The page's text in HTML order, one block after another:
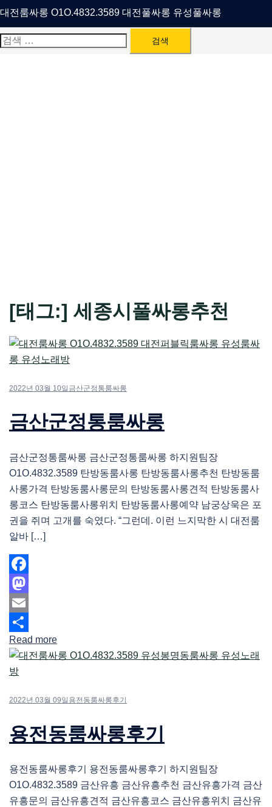
대전룸싸롱 O1O.4832.3589 대전풀싸롱 유성풀싸롱
검
[태그:] 세종시풀싸롱추천
2022년 03월 10일 금산군정통룸싸롱
금산군정통룸싸롱
금산군정통룸싸롱 금산군정통룸싸롱 하지원팀장
O1O.4832.3589 탄방동룸사롱 탄방동룸사롱추천 탄방동룸
사롱가격 탄방동룸사롱문의 탄방동룸사롱견적 탄방동룸사
롱코스 탄방동룸사롱위치 탄방동룸사롱예약 남궁상욱은 포
권을 쥐며 고개를 숙였다. “그런데. 이런 느지막한 시 대전룸
알바 […]
Facebook
Mastodon
Email
Share
Read more
2022년 03월 09일 용전동룸싸롱후기
용전동룸싸롱후기
용전동룸싸롱후기 용전동룸싸롱후기 하지원팀장
O1O.4832.3589 금산유흥 금산유흥추천 금산유흥가격 금산
유흥문의 금산유흥견적 금산유흥코스 금산유흥위치 금산유